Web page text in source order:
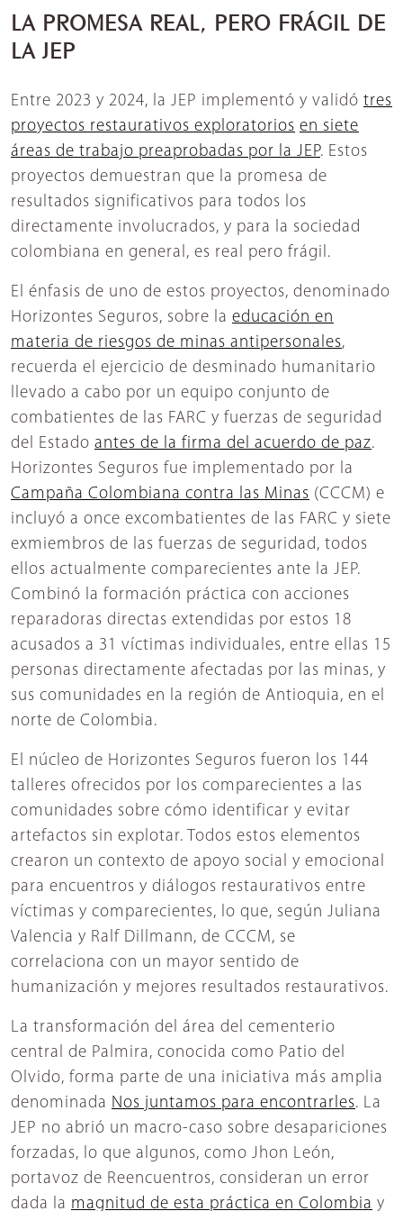
LA PROMESA REAL, PERO FRÁGIL DE
LA JEP
Entre 2023 y 2024, la JEP implementó y validó tres
proyectos restaurativos exploratorios en siete
áreas de trabajo preaprobadas por la JEP. Estos
proyectos demuestran que la promesa de
resultados significativos para todos los
directamente involucrados, y para la sociedad
colombiana en general, es real pero frágil.
El énfasis de uno de estos proyectos, denominado
Horizontes Seguros, sobre la educación en
materia de riesgos de minas antipersonales,
recuerda el ejercicio de desminado humanitario
llevado a cabo por un equipo conjunto de
combatientes de las FARC y fuerzas de seguridad
del Estado antes de la firma del acuerdo de paz.
Horizontes Seguros fue implementado por la
Campaña Colombiana contra las Minas (CCCM) e
incluyó a once excombatientes de las FARC y siete
exmiembros de las fuerzas de seguridad, todos
ellos actualmente comparecientes ante la JEP.
Combinó la formación práctica con acciones
reparadoras directas extendidas por estos 18
acusados a 31 víctimas individuales, entre ellas 15
personas directamente afectadas por las minas, y
sus comunidades en la región de Antioquia, en el
norte de Colombia.
El núcleo de Horizontes Seguros fueron los 144
talleres ofrecidos por los comparecientes a las
comunidades sobre cómo identificar y evitar
artefactos sin explotar. Todos estos elementos
crearon un contexto de apoyo social y emocional
para encuentros y diálogos restaurativos entre
víctimas y comparecientes, lo que, según Juliana
Valencia y Ralf Dillmann, de CCCM, se
correlaciona con un mayor sentido de
humanización y mejores resultados restaurativos.
La transformación del área del cementerio
central de Palmira, conocida como Patio del
Olvido, forma parte de una iniciativa más amplia
denominada Nos juntamos para encontrarles. La
JEP no abrió un macro-caso sobre desapariciones
forzadas, lo que algunos, como Jhon León,
portavoz de Reencuentros, consideran un error
dada la magnitud de esta práctica en Colombia y